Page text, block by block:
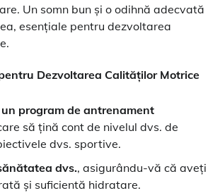
Un somn bun și o odihnă adecvată
esențiale pentru dezvoltarea
Dezvoltarea Calităților Motrice
program de antrenament
să țină cont de nivelul dvs. de
dvs. sportive.
dvs., asigurându-vă că aveți
și suficientă hidratare.